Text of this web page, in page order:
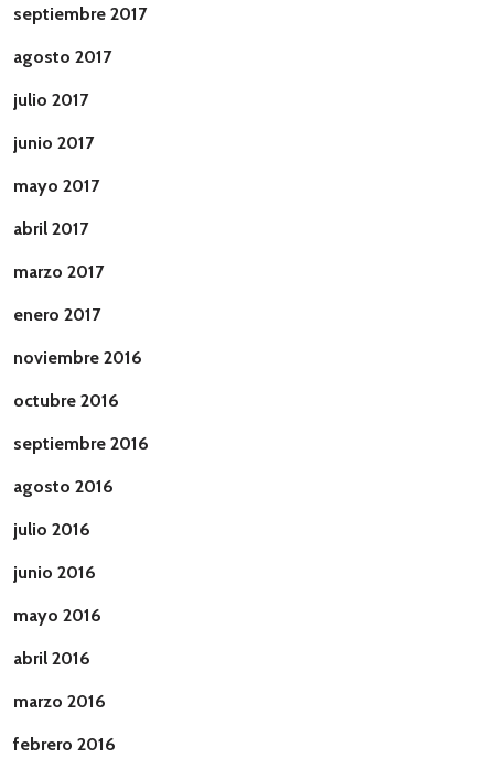
septiembre 2017
agosto 2017
julio 2017
junio 2017
mayo 2017
abril 2017
marzo 2017
enero 2017
noviembre 2016
octubre 2016
septiembre 2016
agosto 2016
julio 2016
junio 2016
mayo 2016
abril 2016
marzo 2016
febrero 2016